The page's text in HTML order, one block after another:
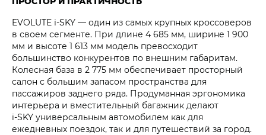
EVOLUTE i‑SKY — один из самых крупных кроссоверов
в своем сегменте. При длине 4 685 мм, ширине 1 900
мм и высоте 1 613 мм модель превосходит
большинство конкурентов по внешним габаритам.
Колесная база в 2 775 мм обеспечивает просторный
салон с большим запасом пространства для
пассажиров заднего ряда. Продуманная эргономика
интерьера и вместительный багажник делают
i‑SKY универсальным автомобилем как для
ежедневных поездок, так и для путешествий за город.